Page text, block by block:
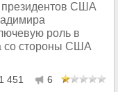
президентов США
роль в
со стороны США
1 451 6